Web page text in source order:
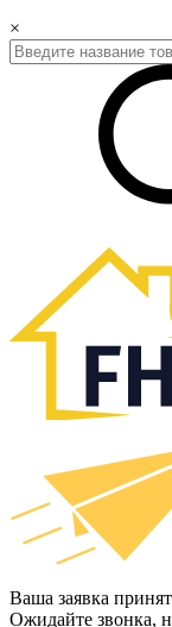
×
Ваша заявка
Ожидайте звонка,